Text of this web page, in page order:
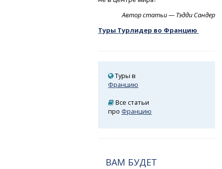
Автор статьи — Тэдди Сандер
Туры Турлидер во Францию
Туры в
Францию
Все статьи
про Францию
ВАМ БУДЕТ